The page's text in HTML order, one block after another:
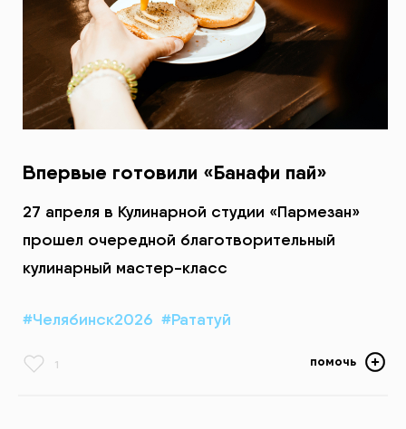
Впервые готовили «Банафи пай»
27 апреля в Кулинарной студии «Пармезан»
прошел очередной благотворительный
кулинарный мастер-класс
#Челябинск2026 #Рататуй
1 помочь